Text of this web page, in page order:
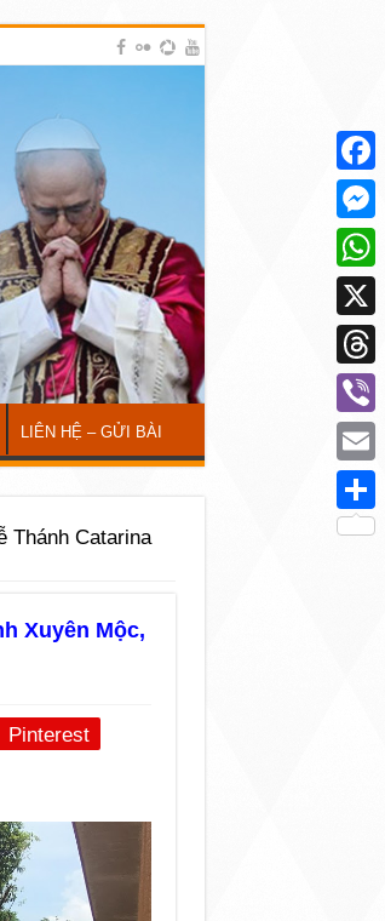
LIÊN HỆ – GỬI BÀI
Thánh Catarina
Xuyên Mộc,
Pinterest
X
Viber